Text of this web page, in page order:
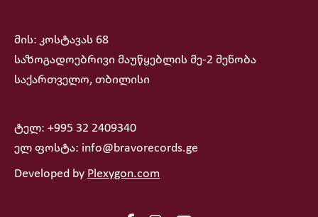
მის: კოსტავას 68
საზოგადოებრივი მაუწყებლის მე-2 შენობა
საქართველო, თბილისი
ტელ: +995 32 2409340
ელ ფოსტა: info@bravorecords.ge
Developed by Plexygon.com